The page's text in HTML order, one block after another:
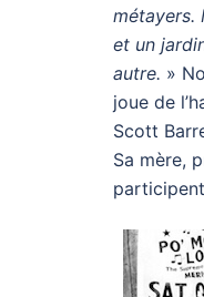
métayers.
et un
autre. »
joue de
Scott
Sa mère,